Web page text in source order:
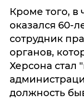
Кроме того,
оказался 60-
сотрудник
органов,
Херсона стал
должность